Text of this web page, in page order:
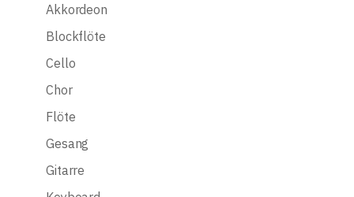
Akkordeon
Blockflöte
Cello
Chor
Flöte
Gesang
Gitarre